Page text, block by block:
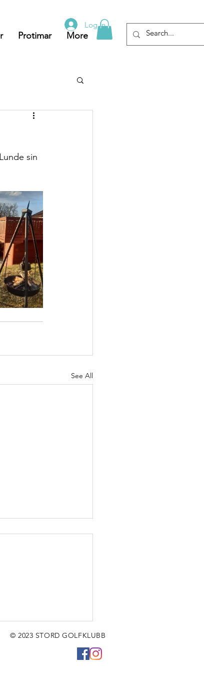
Protimar More
Log In
sin
See All
fredag,
© 2023 STORD GOLFKLUBB